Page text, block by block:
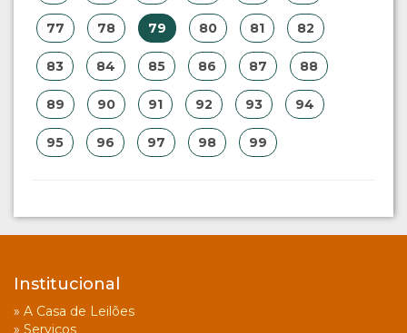
77 78 79 80 81 82
83 84 85 86 87 88
89 90 91 92 93 94
95 96 97 98 99
Institucional
» A Casa de Leilões
» Serviços